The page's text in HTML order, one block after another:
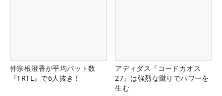
仲宗根澄香が平均パット数
『TRTL』で6人抜き！
アディダス『コードカオス
27』は強烈な蹴りでパワーを
生む